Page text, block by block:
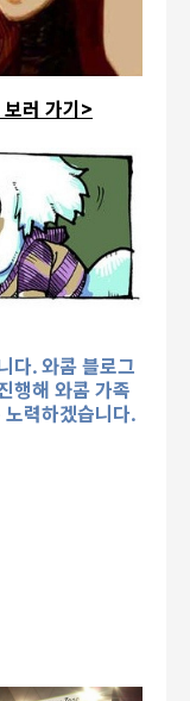
러 가기>
다. 와콤 블로그
행해 와콤 가족
력하겠습니다.